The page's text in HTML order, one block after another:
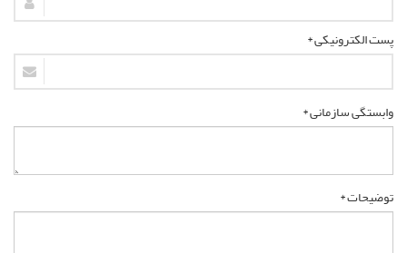
پست الکترونیکی *
وابستگی سازمانی *
توضیحات *